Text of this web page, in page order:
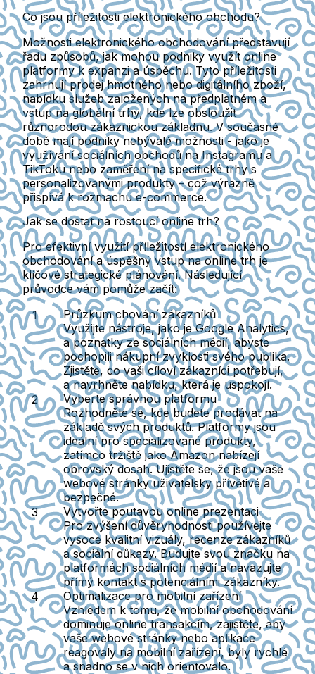
Co jsou příležitosti elektronického obchodu?
Možnosti elektronického obchodování představují
řadu způsobů, jak mohou podniky využít online
platformy k expanzi a úspěchu. Tyto příležitosti
zahrnují prodej hmotného nebo digitálního zboží,
nabídku služeb založených na předplatném a
vstup na globální trhy, kde lze obsloužit
různorodou zákaznickou základnu. V současné
době mají podniky nebývalé možnosti - jako je
využívání sociálních obchodů na Instagramu a
TikToku nebo zaměření na specifické trhy s
personalizovanými produkty – což výrazně
přispívá k rozmachu e-commerce.
Jak se dostat na rostoucí online trh?
Pro efektivní využití příležitostí elektronického
obchodování a úspěšný vstup na online trh je
klíčové strategické plánování. Následující
průvodce vám pomůže začít:
Průzkum chování zákazníků
Využijte nástroje, jako je Google Analytics,
a poznatky ze sociálních médií, abyste
pochopili nákupní zvyklosti svého publika.
Zjistěte, co vaši cíloví zákazníci potřebují,
a navrhněte nabídku, která je uspokojí.
Vyberte správnou platformu
Rozhodněte se, kde budete prodávat na
základě svých produktů. Platformy jsou
ideální pro specializované produkty,
zatímco tržiště jako Amazon nabízejí
obrovský dosah. Ujistěte se, že jsou vaše
webové stránky uživatelsky přívětivé a
bezpečné.
Vytvořte poutavou online prezentaci
Pro zvýšení důvěryhodnosti používejte
vysoce kvalitní vizuály, recenze zákazníků
a sociální důkazy. Budujte svou značku na
platformách sociálních médií a navazujte
přímý kontakt s potenciálními zákazníky.
Optimalizace pro mobilní zařízení
Vzhledem k tomu, že mobilní obchodování
dominuje online transakcím, zajistěte, aby
vaše webové stránky nebo aplikace
reagovaly na mobilní zařízení, byly rychlé
a snadno se v nich orientovalo.